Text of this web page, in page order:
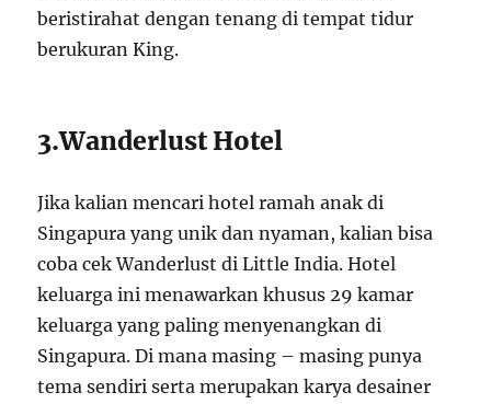
beristirahat dengan tenang di tempat tidur
berukuran King.
3.Wanderlust Hotel
Jika kalian mencari hotel ramah anak di
Singapura yang unik dan nyaman, kalian bisa
coba cek Wanderlust di Little India. Hotel
keluarga ini menawarkan khusus 29 kamar
keluarga yang paling menyenangkan di
Singapura. Di mana masing – masing punya
tema sendiri serta merupakan karya desainer